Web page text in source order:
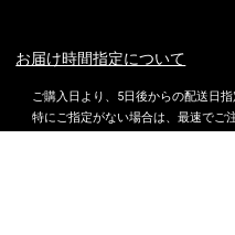
お届け時間指定について
ご購入日より、5日後からの配送日指
特にご指定がない場合は、最速でご